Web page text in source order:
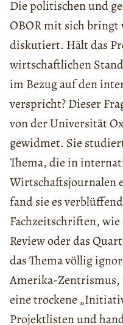
Die politischen und
OBOR mit sich
diskutiert. Hält das
wirtschaftlichen
im Bezug auf den
verspricht? Dieser
von der Universität
gewidmet. Sie
Thema, die in
Wirtschaftsjournalen
fand sie es
Fachzeitschriften,
Review oder das
das Thema völlig
Amerika-Zentrismus,
eine trockene
Projektlisten und